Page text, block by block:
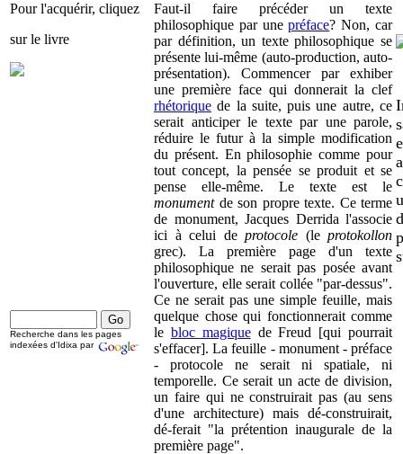
Pour l'acquérir, cliquez
sur le livre
Faut-il faire précéder un texte
philosophique par unepréface? Non, car
par définition, un texte philosophique se
présente lui-même (auto-production, auto-
présentation). Commencer par exhiber
une première face qui donnerait la clef
rhétorique de la suite, puis une autre, ce
serait anticiper le texte par une parole,
réduire le futur à la simple modification
du présent. En philosophie comme pour
tout concept, la pensée se produit et se
pense elle-même. Le texte est le
monumentde son propre texte. Ce terme
de monument, Jacques Derrida l'associe
ici à celui de protocole (le protokollon
grec). La première page d'un texte
philosophique ne serait pas posée avant
l'ouverture, elle serait collée "par-dessus".
Ce ne serait pas une simple feuille, mais
quelque chose qui fonctionnerait comme
le bloc magiquede Freud [qui pourrait
s'effacer]. La feuille - monument - préface
- protocole ne serait ni spatiale, ni
temporelle. Ce serait un acte de division,
un faire qui ne construirait pas (au sens
d'une architecture) mais dé-construirait,
dé-ferait "la prétention inaugurale de la
première page".
Recherche dans les pages
indexées d'Idixa par